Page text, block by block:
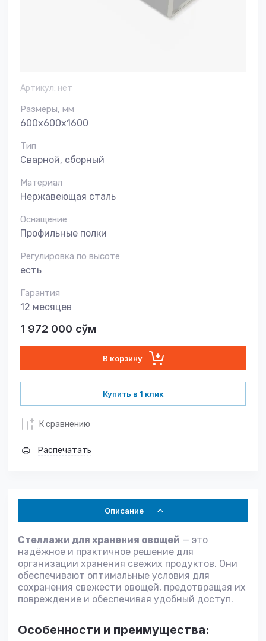
Артикул: нет
Размеры, мм
600x600x1600
Тип
Сварной, сборный
Материал
Нержавеющая сталь
Оснащение
Профильные полки
Регулировка по высоте
есть
Гарантия
12 месяцев
1 972 000 сўм
В корзину
Купить в 1 клик
К сравнению
Распечатать
Описание
Стеллажи для хранения овощей — это
надёжное и практичное решение для
организации хранения свежих продуктов. Они
обеспечивают оптимальные условия для
сохранения свежести овощей, предотвращая их
повреждение и обеспечивая удобный доступ.
Особенности и преимущества: